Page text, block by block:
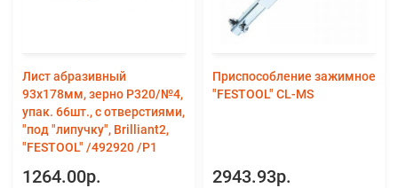
Лист абразивный
93х178мм, зерно P320/№4,
упак. 66шт., с отверстиями,
"под "липучку", Brilliant2,
"FESTOOL" /492920 /P1
1264.00р.
Приспособление зажимное
"FESTOOL" CL-MS
2943.93р.